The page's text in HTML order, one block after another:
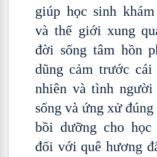
giúp học sinh
và thế giới xung
đời sống tâm hồn
dũng cảm trước cái
nhiên và tình người
sống và ứng xử
bồi dưỡng cho
đối với quê hương